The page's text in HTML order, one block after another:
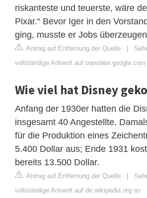
riskanteste und teuerste, wäre
Pixar.“ Bevor Iger in den
ging, musste er Jobs
Antrag auf Entfernung der Quelle |
vollständige Antwort auf translate.google.com
Wie viel hat Disney
Anfang der 1930er hatten die
insgesamt 40 Angestellte.
für die Produktion eines
5.400 Dollar aus; Ende 1931
bereits 13.500 Dollar.
Antrag auf Entfernung der Quelle |
vollständige Antwort auf de.wikipedia.org an